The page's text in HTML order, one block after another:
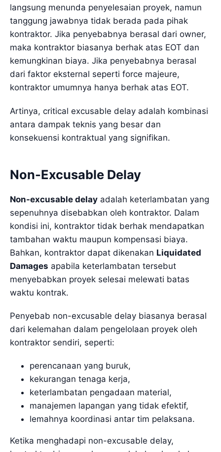
langsung menunda penyelesaian proyek, namun
tanggung jawabnya tidak berada pada pihak
kontraktor. Jika penyebabnya berasal dari owner,
maka kontraktor biasanya berhak atas EOT dan
kemungkinan biaya. Jika penyebabnya berasal
dari faktor eksternal seperti force majeure,
kontraktor umumnya hanya berhak atas EOT.
Artinya, critical excusable delay adalah kombinasi
antara dampak teknis yang besar dan
konsekuensi kontraktual yang signifikan.
Non-Excusable Delay
Non-excusable delay adalah keterlambatan yang
sepenuhnya disebabkan oleh kontraktor. Dalam
kondisi ini, kontraktor tidak berhak mendapatkan
tambahan waktu maupun kompensasi biaya.
Bahkan, kontraktor dapat dikenakan Liquidated
Damages apabila keterlambatan tersebut
menyebabkan proyek selesai melewati batas
waktu kontrak.
Penyebab non-excusable delay biasanya berasal
dari kelemahan dalam pengelolaan proyek oleh
kontraktor sendiri, seperti:
perencanaan yang buruk,
kekurangan tenaga kerja,
keterlambatan pengadaan material,
manajemen lapangan yang tidak efektif,
lemahnya koordinasi antar tim pelaksana.
Ketika menghadapi non-excusable delay,